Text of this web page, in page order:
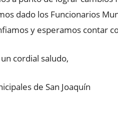
dado los Funcionarios
y esperamos contar
cordial saludo,
de San Joaquín